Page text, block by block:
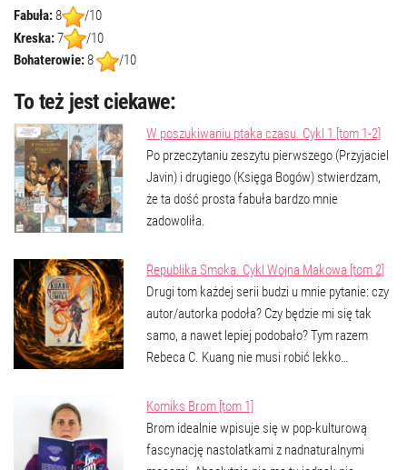
Fabuła:8
/10
Kreska:7
/10
Bohaterowie:8 /10
To też jest ciekawe:
W poszukiwaniu ptaka czasu. Cykl 1 [tom 1-2]
Po przeczytaniu zeszytu pierwszego (Przyjaciel
Javin) i drugiego (Księga Bogów) stwierdzam,
że ta dość prosta fabuła bardzo mnie
zadowoliła.
Republika Smoka. Cykl Wojna Makowa [tom 2]
Drugi tom każdej serii budzi u mnie pytanie: czy
autor/autorka podoła? Czy będzie mi się tak
samo, a nawet lepiej podobało? Tym razem
Rebeca C. Kuang nie musi robić lekko…
Komiks Brom [tom 1]
Brom idealnie wpisuje się w pop-kulturową
fascynację nastolatkami z nadnaturalnymi